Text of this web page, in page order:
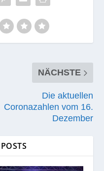
NÄCHSTE
Die aktuellen
Coronazahlen vom 16.
Dezember